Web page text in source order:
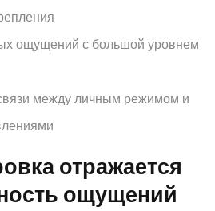
ощущений с большой уровнем
между личным режимом и
отражается
ощущений